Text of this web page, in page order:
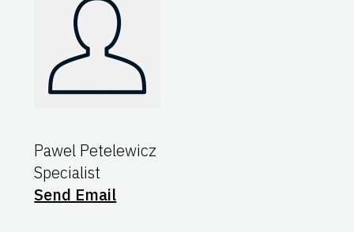
Pawel Petelewicz
Specialist
Send Email